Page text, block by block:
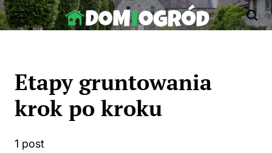
Skip
to
Etapy gruntowania
krok po kroku
1 post